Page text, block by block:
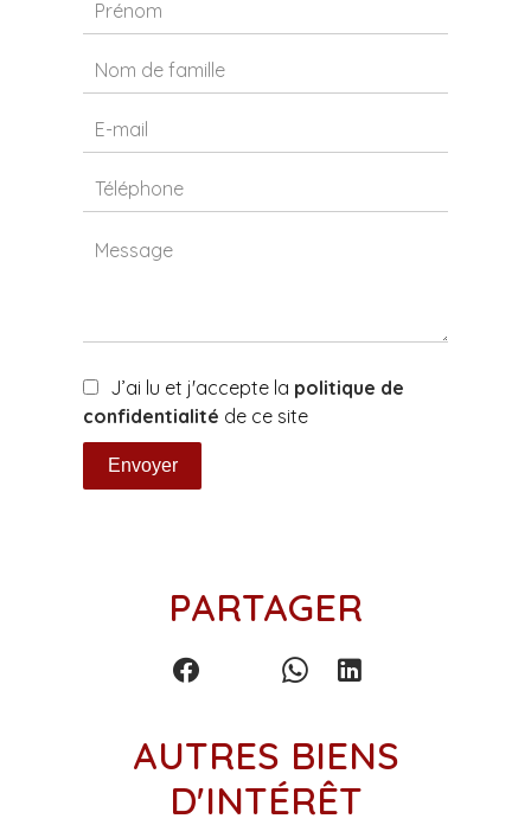
J’ai lu et j'accepte la politique de
confidentialité de ce site
Envoyer
PARTAGER
AUTRES BIENS
D'INTÉRÊT